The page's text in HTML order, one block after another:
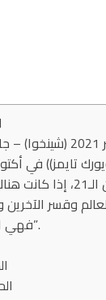
بكين 16 سبتمبر
أوائل القرن
وقسر الآخرين
فهي الولايات المتحدة”.